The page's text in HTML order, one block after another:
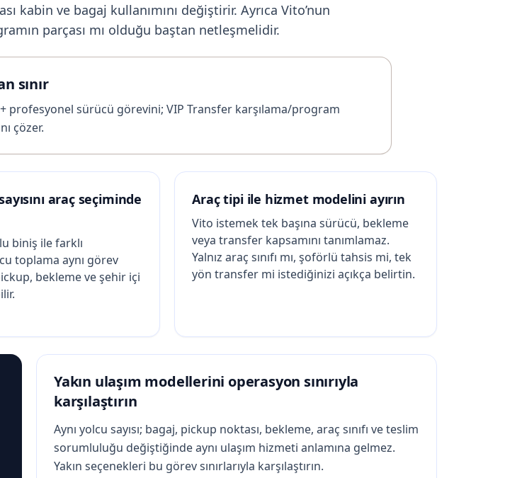
kabin ve bagaj kullanımını değiştirir. Ayrıca Vito’nun
parçası mı olduğu baştan netleşmelidir.
sınır
sürücü görevini; VIP Transfer karşılama/program
çözer.
araç seçiminde
biniş ile farklı
toplama aynı görev
bekleme ve şehir içi
Araç tipi ile hizmet modelini ayırın
Vito istemek tek başına sürücü, bekleme
veya transfer kapsamını tanımlamaz.
Yalnız araç sınıfı mı, şoförlü tahsis mi, tek
yön transfer mi istediğinizi açıkça belirtin.
Yakın ulaşım modellerini operasyon sınırıyla
karşılaştırın
Aynı yolcu sayısı; bagaj, pickup noktası, bekleme, araç sınıfı ve teslim
sorumluluğu değiştiğinde aynı ulaşım hizmeti anlamına gelmez.
Yakın seçenekleri bu görev sınırlarıyla karşılaştırın.